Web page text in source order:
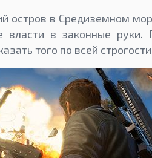
остров в Средиземном
власти в законные руки.
того по всей